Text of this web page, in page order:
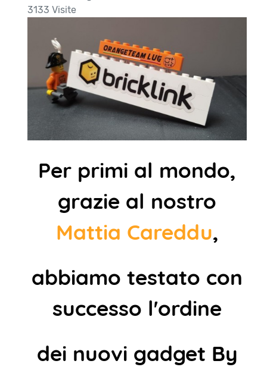
3133 Visite
Per primi al mondo,
grazie al nostro
Mattia Careddu,
abbiamo testato con
successo l'ordine
dei nuovi gadget By